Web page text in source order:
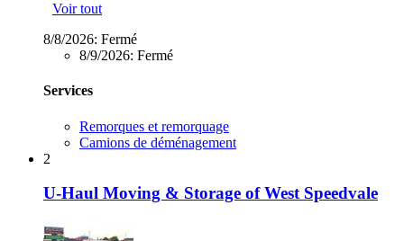
Voir tout
8/8/2026: Fermé
8/9/2026: Fermé
Services
Remorques et remorquage
Camions de déménagement
2
U-Haul Moving & Storage of West Speedvale